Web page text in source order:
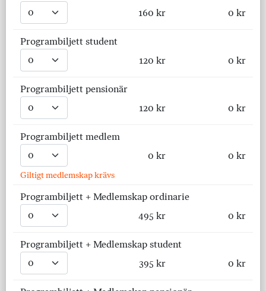
160 kr
0 kr
Programbiljett student
120 kr
0 kr
Programbiljett pensionär
120 kr
0 kr
Programbiljett medlem
0 kr
0 kr
Giltigt medlemskap krävs
Programbiljett + Medlemskap ordinarie
495 kr
0 kr
Programbiljett + Medlemskap student
395 kr
0 kr